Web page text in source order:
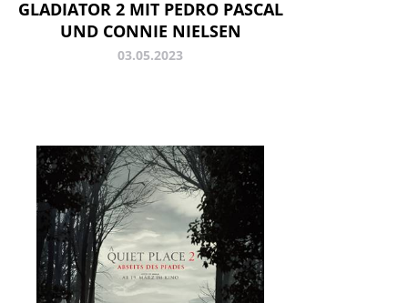
GLADIATOR 2 MIT PEDRO PASCAL
UND CONNIE NIELSEN
03.05.2023